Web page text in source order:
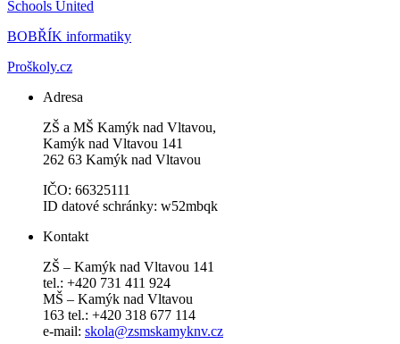
Schools United
BOBŘÍK informatiky
Proškoly.cz
Adresa
ZŠ a MŠ Kamýk nad Vltavou,
Kamýk nad Vltavou 141
262 63 Kamýk nad Vltavou
IČO: 66325111
ID datové schránky: w52mbqk
Kontakt
ZŠ – Kamýk nad Vltavou 141
tel.: +420 731 411 924
MŠ – Kamýk nad Vltavou
163 tel.: +420 318 677 114
e-mail: skola@zsmskamyknv.cz